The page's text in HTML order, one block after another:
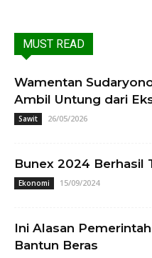
MUST READ
Wamentan
Ambil Untung dari
Sawit 26/05/2026
Bunex 2024 Berhasil
Ekonomi 15/09/2024
Ini Alasan
Bantun Beras